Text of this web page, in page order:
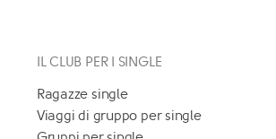
IL CLUB PER I SINGLE
Ragazze single
Viaggi di gruppo per single